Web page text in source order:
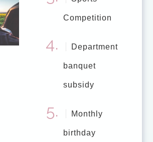
Competition
Department
banquet
subsidy
Monthly
birthday